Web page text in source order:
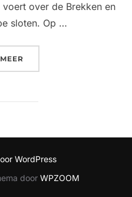
over de Brekken en
sloten. Op …
“JAN VAN DEN BERG:
WordPress
door WPZOOM